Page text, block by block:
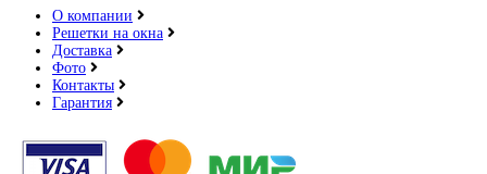
О компании
Решетки на окна
Доставка
Фото
Контакты
Гарантия